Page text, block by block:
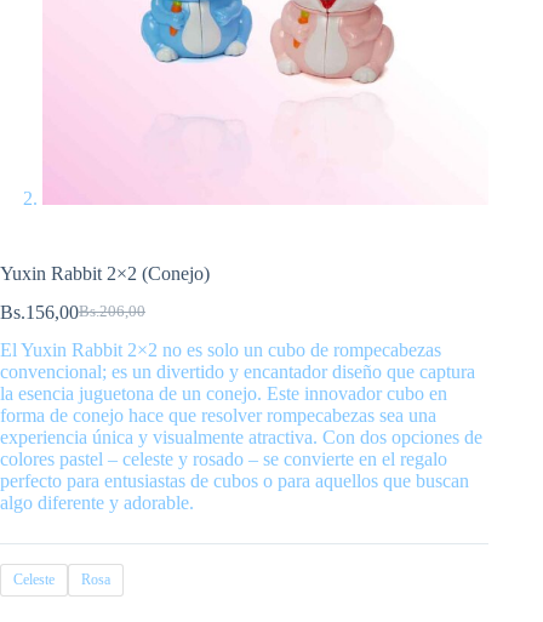
Yuxin Rabbit 2×2 (Conejo)
Bs.206,00
El
precio
original
era:
Bs.206,00.
Bs.156,00El
precio
actual
es:
Bs.156,00.
El Yuxin Rabbit 2×2 no es solo un cubo de rompecabezas
convencional; es un divertido y encantador diseño que captura
la esencia juguetona de un conejo. Este innovador cubo en
forma de conejo hace que resolver rompecabezas sea una
experiencia única y visualmente atractiva. Con dos opciones de
colores pastel – celeste y rosado – se convierte en el regalo
perfecto para entusiastas de cubos o para aquellos que buscan
algo diferente y adorable.
Celeste Rosa